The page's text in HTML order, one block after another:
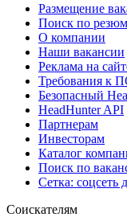
Размещение
Поиск по
О компании
Наши вакансии
Реклама на
Требования к
Безопасный
HeadHunter API
Партнерам
Инвесторам
Каталог
Поиск по
Сетка: соцсеть
Соискателям